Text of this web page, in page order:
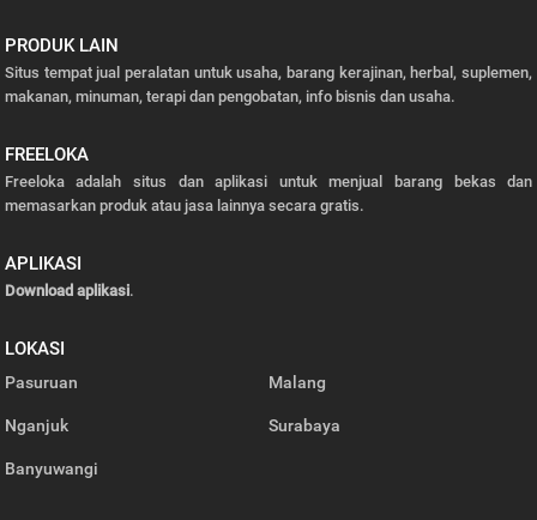
PRODUK LAIN
Situs tempat jual peralatan untuk usaha, barang kerajinan, herbal, suplemen,
makanan, minuman, terapi dan pengobatan, info bisnis dan usaha.
FREELOKA
Freeloka adalah situs dan aplikasi untuk menjual barang bekas dan
memasarkan produk atau jasa lainnya secara gratis.
APLIKASI
Download aplikasi.
LOKASI
Pasuruan Malang
Nganjuk Surabaya
Banyuwangi